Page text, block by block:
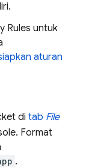
Rules untuk
aturan
di tab File
Format
.